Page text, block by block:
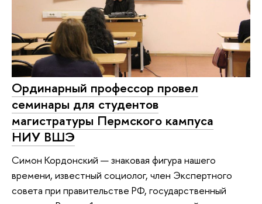
Ординарный профессор провел
семинары для студентов
магистратуры Пермского кампуса
НИУ ВШЭ
Симон Кордонский — знаковая фигура нашего
времени, известный социолог, член Экспертного
совета при правительстве РФ, государственный